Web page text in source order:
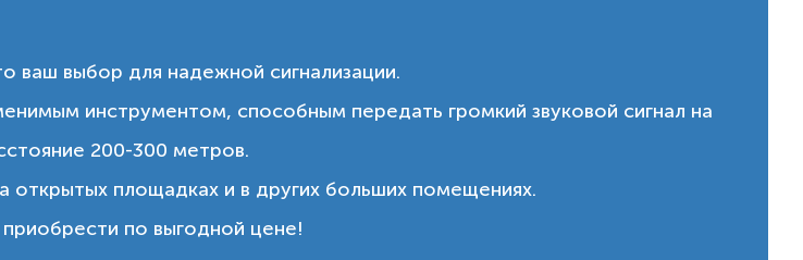
ваш выбор для надежной сигнализации.
инструментом, способным передать громкий звуковой сигнал на
200-300 метров.
открытых площадках и в других больших помещениях.
по выгодной цене!